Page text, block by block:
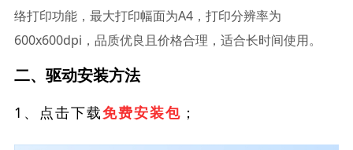
络打印功能，最大打印幅面为A4，打印分辨率为
600x600dpi，品质优良且价格合理，适合长时间使用。
二、驱动安装方法
1、点击下载免费安装包 ；